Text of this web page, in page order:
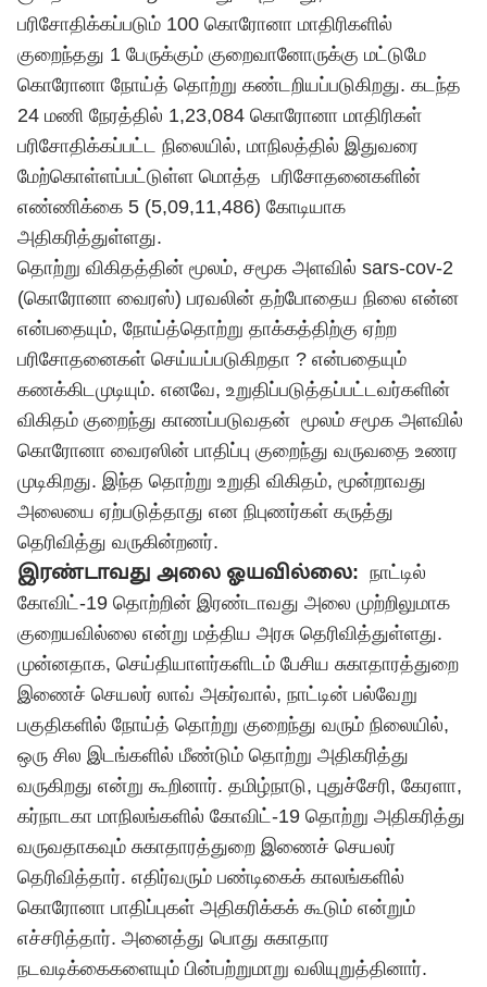
பரிசோதிக்கப்படும் 100 கொரோனா மாதிரிகளில்
குறைந்தது 1 பேருக்கும் குறைவானோருக்கு மட்டுமே
கொரோனா நோய்த் தொற்று கண்டறியப்படுகிறது. கடந்த
24 மணி நேரத்தில் 1,23,084 கொரோனா மாதிரிகள்
பரிசோதிக்கப்பட்ட நிலையில், மாநிலத்தில் இதுவரை
மேற்கொள்ளப்பட்டுள்ள மொத்த பரிசோதனைகளின்
எண்ணிக்கை 5 (5,09,11,486) கோடியாக
அதிகரித்துள்ளது.
தொற்று விகிதத்தின் மூலம், சமூக அளவில் sars-cov-2
(கொரோனா வைரஸ்) பரவலின் தற்போதைய நிலை என்ன
என்பதையும், நோய்த்தொற்று தாக்கத்திற்கு ஏற்ற
பரிசோதனைகள் செய்யப்படுகிறதா ? என்பதையும்
கணக்கிடமுடியும். எனவே, உறுதிப்படுத்தப்பட்டவர்களின்
விகிதம் குறைந்து காணப்படுவதன் மூலம் சமூக அளவில்
கொரோனா வைரஸின் பாதிப்பு குறைந்து வருவதை உணர
முடிகிறது. இந்த தொற்று உறுதி விகிதம், மூன்றாவது
அலையை ஏற்படுத்தாது என நிபுணர்கள் கருத்து
தெரிவித்து வருகின்றனர்.
இரண்டாவது அலை ஓயவில்லை: நாட்டில்
கோவிட்-19 தொற்றின் இரண்டாவது அலை முற்றிலுமாக
குறையவில்லை என்று மத்திய அரசு தெரிவித்துள்ளது.
முன்னதாக, செய்தியாளர்களிடம் பேசிய சுகாதாரத்துறை
இணைச் செயலர் லாவ் அகர்வால், நாட்டின் பல்வேறு
பகுதிகளில் நோய்த் தொற்று குறைந்து வரும் நிலையில்,
ஒரு சில இடங்களில் மீண்டும் தொற்று அதிகரித்து
வருகிறது என்று கூறினார். தமிழ்நாடு, புதுச்சேரி, கேரளா,
கர்நாடகா மாநிலங்களில் கோவிட்-19 தொற்று அதிகரித்து
வருவதாகவும் சுகாதாரத்துறை இணைச் செயலர்
தெரிவித்தார். எதிர்வரும் பண்டிகைக் காலங்களில்
கொரோனா பாதிப்புகள் அதிகரிக்கக் கூடும் என்றும்
எச்சரித்தார். அனைத்து பொது சுகாதார
நடவடிக்கைகளையும் பின்பற்றுமாறு வலியுறுத்தினார்.